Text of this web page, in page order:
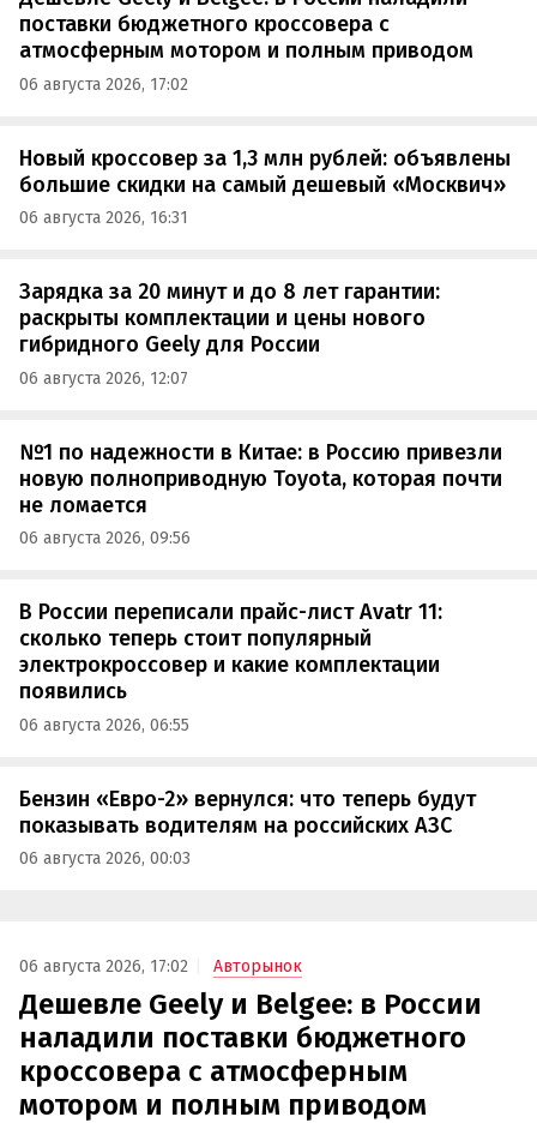
поставки бюджетного кроссовера с
атмосферным мотором и полным приводом
06 августа 2026, 17:02
Новый кроссовер за 1,3 млн рублей: объявлены
большие скидки на самый дешевый «Москвич»
06 августа 2026, 16:31
Зарядка за 20 минут и до 8 лет гарантии:
раскрыты комплектации и цены нового
гибридного Geely для России
06 августа 2026, 12:07
№1 по надежности в Китае: в Россию привезли
новую полноприводную Toyota, которая почти
не ломается
06 августа 2026, 09:56
В России переписали прайс-лист Avatr 11:
сколько теперь стоит популярный
электрокроссовер и какие комплектации
появились
06 августа 2026, 06:55
Бензин «Евро-2» вернулся: что теперь будут
показывать водителям на российских АЗС
06 августа 2026, 00:03
06 августа 2026, 17:02 Авторынок
Дешевле Geely и Belgee: в России
наладили поставки бюджетного
кроссовера с атмосферным
мотором и полным приводом